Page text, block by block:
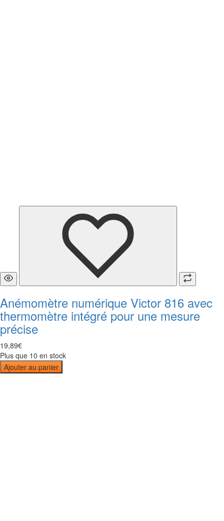
Anémomètre numérique Victor 816 avec
thermomètre intégré pour une mesure
précise
19,89€
Plus que 10 en stock
Ajouter au panier